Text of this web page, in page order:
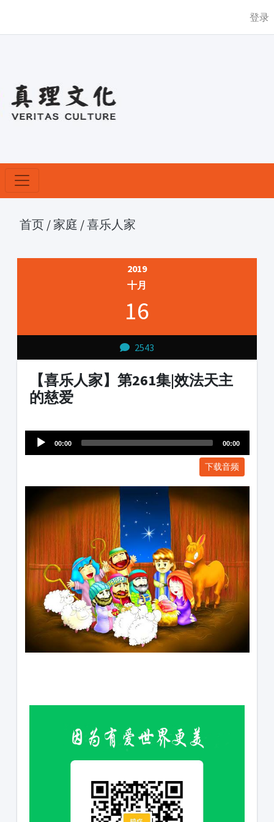
登录
首页 / 家庭 /喜乐人家
2019
十月
16
2543
【喜乐人家】第261集|效法天主
的慈爱
Player
00:00 00:00
下载音频